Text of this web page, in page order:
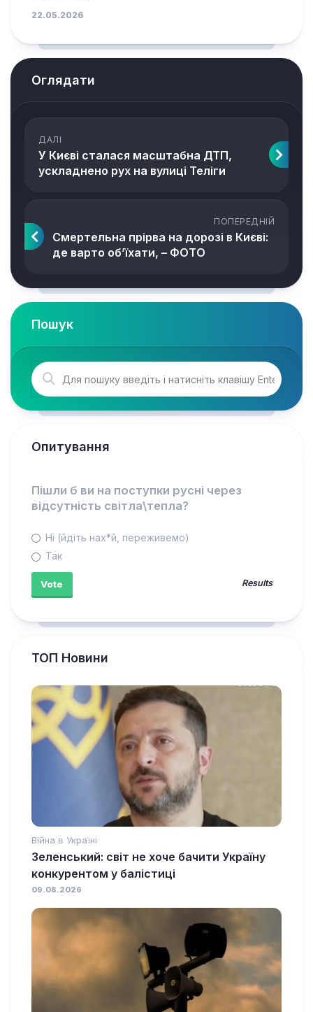
22.05.2026
Оглядати
ДАЛІ
У Києві сталася масштабна ДТП,
ускладнено рух на вулиці Теліги
ПОПЕРЕДНІЙ
Смертельна прірва на дорозі в Києві:
де варто об’їхати, – ФОТО
Пошук
Опитування
Пішли б ви на поступки русні через
відсутність світла\тепла?
Ні (йдіть нах*й, переживемо)
Так
Results
ТОП Новини
Війна в Україні
Зеленський: світ не хоче бачити Україну
конкурентом у балістиці
09.08.2026